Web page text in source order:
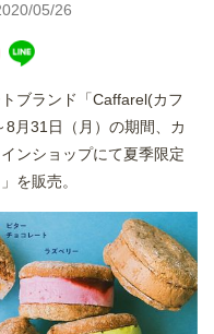
05/26
ブランド「Caffarel(カフ
月31日（月）の期間、カ
ンショップにて夏季限定
を販売。